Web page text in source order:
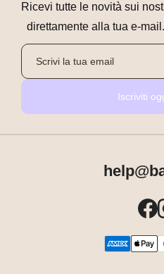
Ricevi tutte le novità sui
direttamente alla tua e-
Iscriviti